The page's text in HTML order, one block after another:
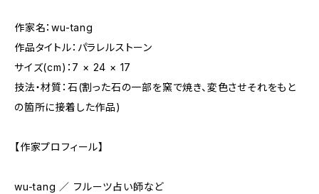
作家名：wu-tang
作品タイトル：パラレルストーン
サイズ(cm)：7 × 24 × 17
技法・材質：石(割った石の一部を窯で焼き、変色させそれをもと
の箇所に接着した作品)
【作家プロフィール】
wu-tang ／ フルーツ占い師など